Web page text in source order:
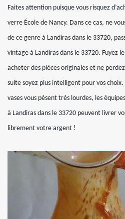
Faites attention puisque vous risquez
verre École de Nancy. Dans ce cas, ne
de ce genre à Landiras dans le 33720,
vintage à Landiras dans le 33720. Fuyez
acheter des pièces originales et ne
suite soyez plus intelligent pour vos choix.
vases vous pèsent très lourdes, les
à Landiras dans le 33720 peuvent livrer
librement votre argent !